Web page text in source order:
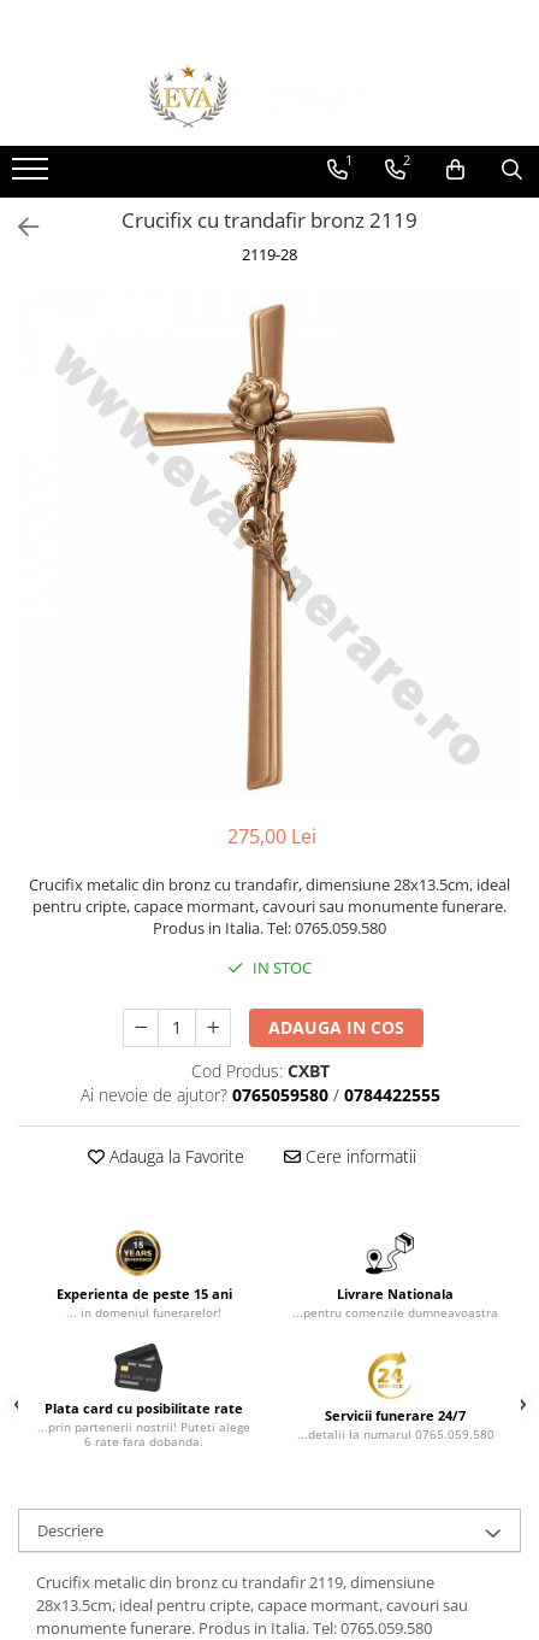
Toate Produsele
Monumente funerare
Cumperi acum platesti mai tarziu
Monumente marmura
Monumente granit
Vaze funerare
Cruce metalica
Cruci marmura
Placi memoriale din piatra
Crucifixe din bronz
Flori din bronz
Rame poze din bronz
Inele cavou din bronz
Ingeri din bronz
Litere din bronz
Crucifixe din bronz
Litere din bronz
REDUCERI SI PROMOTII
1 2
Crucifix cu trandafir bronz 2119
2119-28
275,00 Lei
Crucifix metalic din bronz cu trandafir, dimensiune 28x13.5cm, ideal
pentru cripte, capace mormant, cavouri sau monumente funerare.
Produs in Italia. Tel: 0765.059.580
IN STOC
ADAUGA IN COS
Cod Produs: CXBT
Ai nevoie de ajutor? 0765059580 / 0784422555
Adauga la Favorite Cere informatii
Experienta de peste 15 ani
... in domeniul funerarelor!
Livrare Nationala
...pentru comenzile dumneavoastra
Plata card cu posibilitate rate
...prin partenerii nostrii! Puteti alege
6 rate fara dobanda.
Servicii funerare 24/7
...detalii la numarul 0765.059.580
Descriere
Crucifix metalic din bronz cu trandafir 2119, dimensiune
28x13.5cm, ideal pentru cripte, capace mormant, cavouri sau
monumente funerare. Produs in Italia. Tel: 0765.059.580